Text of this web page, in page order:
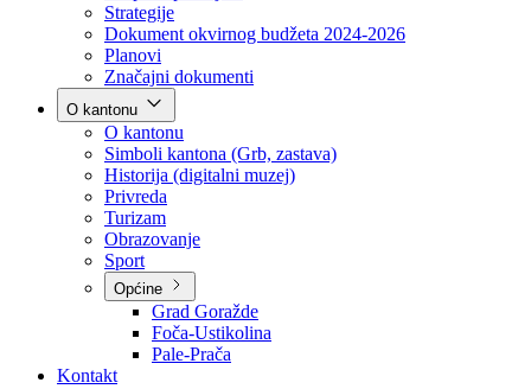
Poslovnik
Program rada Vlade
Ekspoze premijera
Strategije
Dokument okvirnog budžeta 2024-2026
Planovi
Značajni dokumenti
O kantonu
O kantonu
Simboli kantona (Grb, zastava)
Historija (digitalni muzej)
Privreda
Turizam
Obrazovanje
Općine